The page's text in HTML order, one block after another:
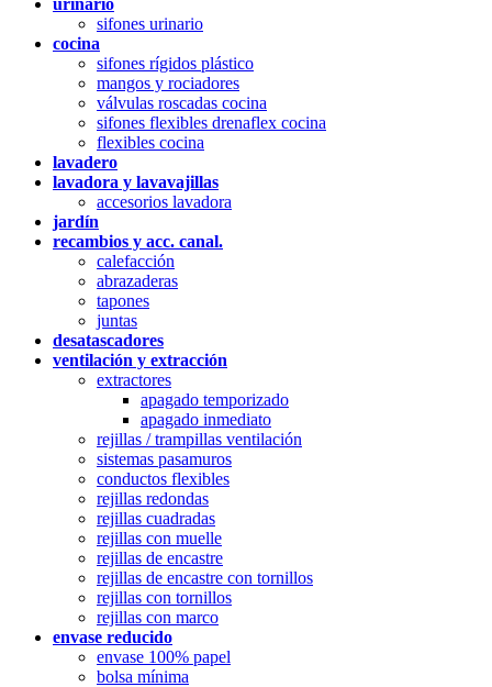
sifones urinario
cocina
sifones rígidos plástico
mangos y rociadores
válvulas roscadas cocina
sifones flexibles drenaflex cocina
flexibles cocina
lavadero
lavadora y lavavajillas
accesorios lavadora
jardín
recambios y acc. canal.
calefacción
abrazaderas
tapones
juntas
desatascadores
ventilación y extracción
extractores
apagado temporizado
apagado inmediato
rejillas / trampillas ventilación
sistemas pasamuros
conductos flexibles
rejillas redondas
rejillas cuadradas
rejillas con muelle
rejillas de encastre
rejillas de encastre con tornillos
rejillas con tornillos
rejillas con marco
envase reducido
envase 100% papel
bolsa mínima